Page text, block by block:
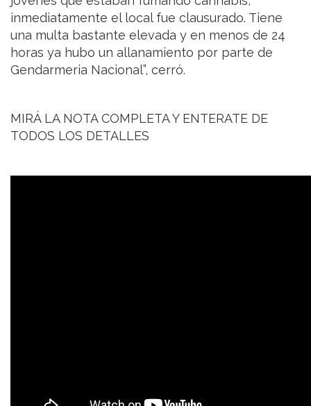
inmediatamente el local fue clausurado. Tiene
una multa bastante elevada y en menos de 24
horas ya hubo un allanamiento por parte de
Gendarmeria Nacional”, cerró.
MIRÁ LA NOTA COMPLETA Y ENTERATE DE
TODOS LOS DETALLES